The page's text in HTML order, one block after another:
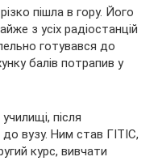
пішла в гору. Його
з усіх радіостанцій
готувався до
балів потрапив у
після
вузу. Ним став ГІТІС,
курс, вивчати